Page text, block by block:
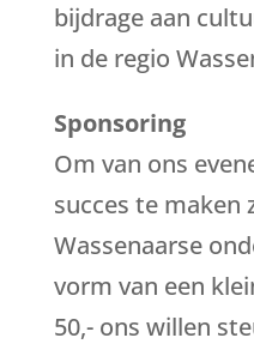
bijdrage aan
in de regio
Sponsoring
Om van ons
succes te maken
Wassenaarse
vorm van een
50,- ons willen